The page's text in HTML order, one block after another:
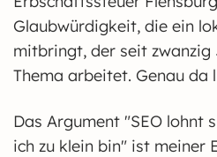
Glaubwürdigkeit, die ein
mitbringt, der seit zwanzig
Thema arbeitet. Genau da
Das Argument "SEO lohnt
ich zu klein bin" ist meiner